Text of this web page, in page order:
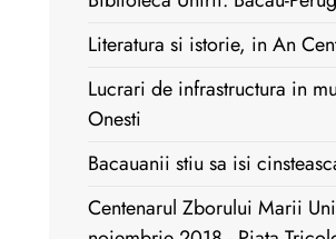
Literatura si istorie, in An
Lucrari de infrastructura in
Onesti
Bacauanii stiu sa isi
Centenarul Zborului Marii